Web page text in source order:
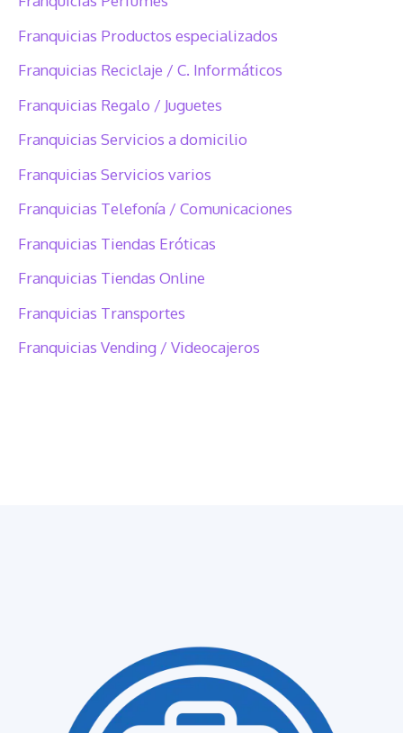
Franquicias Productos especializados
Franquicias Reciclaje / C. Informáticos
Franquicias Regalo / Juguetes
Franquicias Servicios a domicilio
Franquicias Servicios varios
Franquicias Telefonía / Comunicaciones
Franquicias Tiendas Eróticas
Franquicias Tiendas Online
Franquicias Transportes
Franquicias Vending / Videocajeros